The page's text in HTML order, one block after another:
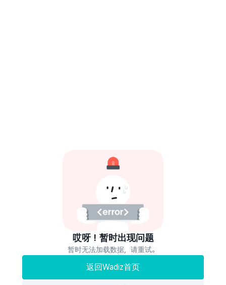
哎呀！暂时出现问题
暂时无法加载数据，请重试。
返回Wadiz首页